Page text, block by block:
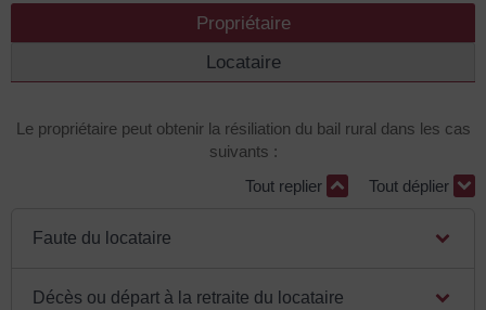
Propriétaire
Locataire
Le propriétaire peut obtenir la résiliation du bail rural dans les cas
suivants :
Tout replier
Tout déplier
Faute du locataire
Décès ou départ à la retraite du locataire